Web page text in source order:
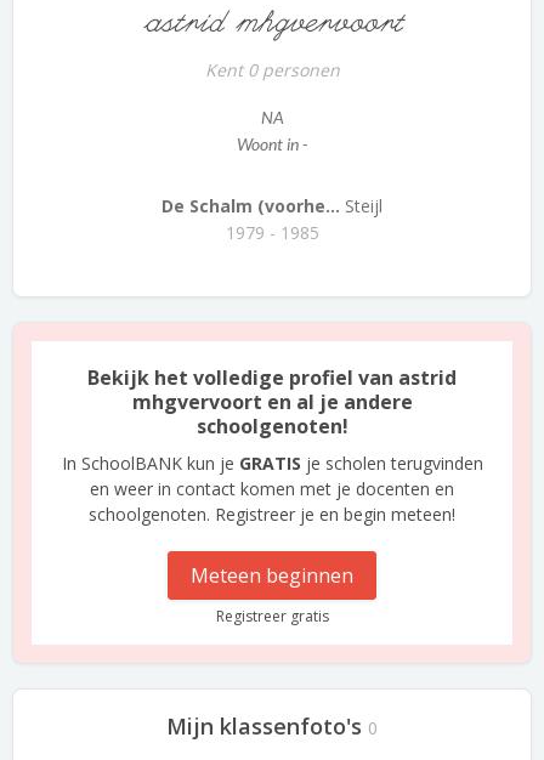
astrid mhgvervoort
Kent 0 personen
NA
Woont in -
De Schalm (voorhe... Steijl
1979 - 1985
Bekijk het volledige profiel van astrid
mhgvervoort en al je andere
schoolgenoten!
In SchoolBANK kun je GRATIS je scholen terugvinden
en weer in contact komen met je docenten en
schoolgenoten. Registreer je en begin meteen!
Meteen beginnen
Registreer gratis
Mijn klassenfoto's 0